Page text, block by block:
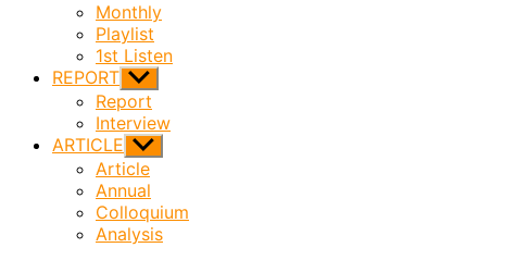
Monthly
Playlist
1st Listen
REPORT Show
sub
menu
Report
Interview
ARTICLE Show
sub
menu
Article
Annual
Colloquium
Analysis